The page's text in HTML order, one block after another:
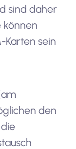
sind daher
können
Karten sein
den